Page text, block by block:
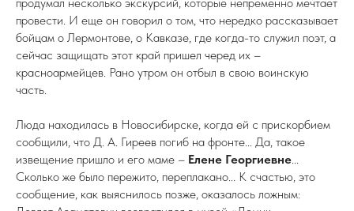
провести. И еще он говорил о том, что нередко рассказывает
бойцам о Лермонтове, о Кавказе, где когда-то служил поэт, а
сейчас защищать этот край пришел черед их –
красноармейцев. Рано утром он отбыл в свою воинскую
часть.
Люда находилась в Новосибирске, когда ей с прискорбием
сообщили, что Д. А. Гиреев погиб на фронте... Да, такое
извещение пришло и его маме – Елене Георгиевне...
Сколько же было пережито, переплакано... К счастью, это
сообщение, как выяснилось позже, оказалось ложным: